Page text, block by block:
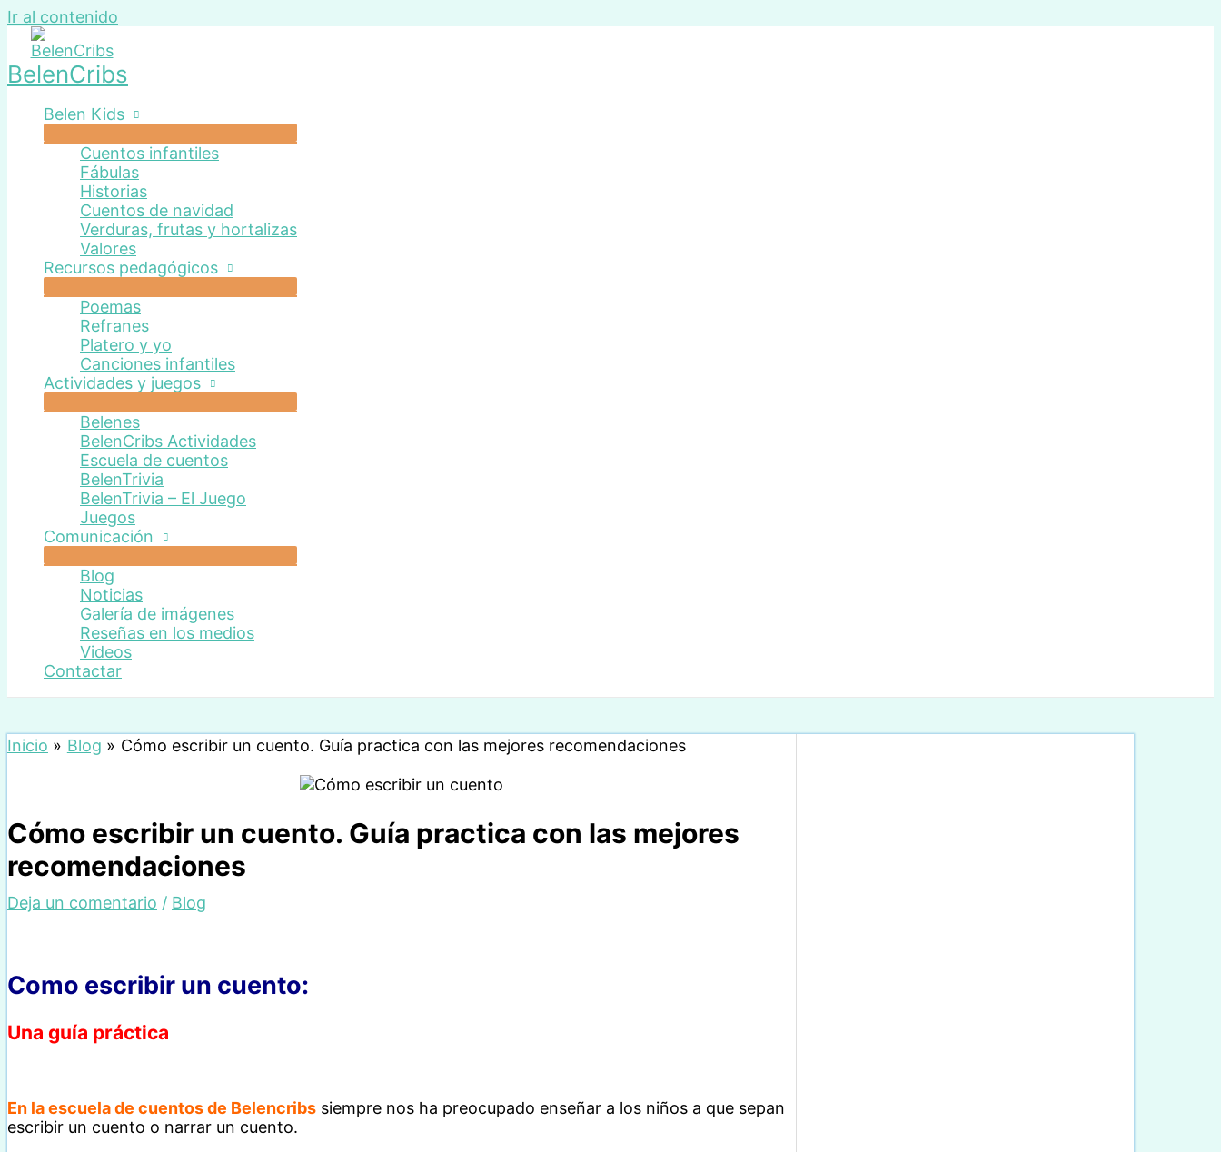
Ir al contenido
BelenCribs
Belen Kids
Cuentos infantiles
Fábulas
Historias
Cuentos de navidad
Verduras, frutas y hortalizas
Valores
Recursos pedagógicos
Poemas
Refranes
Platero y yo
Canciones infantiles
Actividades y juegos
Belenes
BelenCribs Actividades
Escuela de cuentos
BelenTrivia
BelenTrivia – El Juego
Juegos
Comunicación
Blog
Noticias
Galería de imágenes
Reseñas en los medios
Videos
Contactar
Inicio Blog Cómo escribir un cuento. Guía practica con las mejores recomendaciones
Cómo escribir un cuento. Guía practica con las mejores
recomendaciones
Deja un comentario / Blog
Como escribir un cuento:
Una guía práctica
En la escuela de cuentos de Belencribs siempre nos ha preocupado enseñar a los niños a que sepan
escribir un cuento o narrar un cuento.